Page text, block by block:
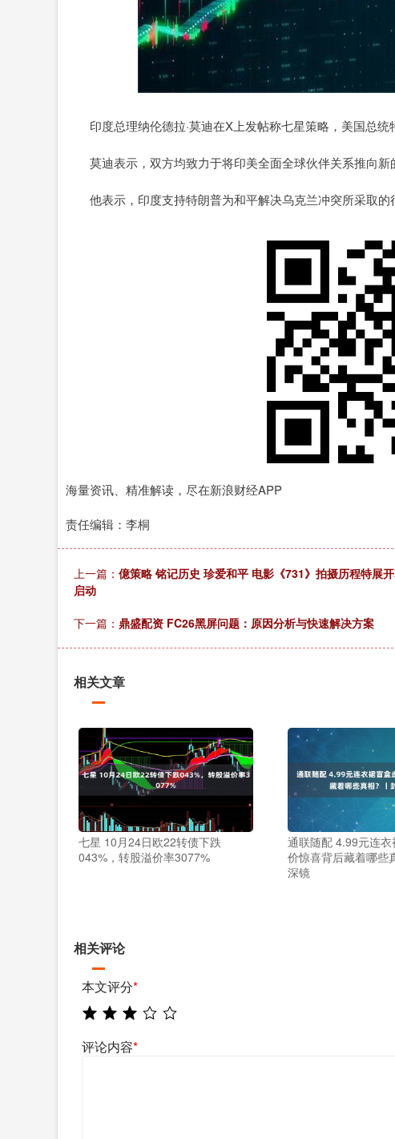
印度总理纳伦德拉·莫迪在X上发帖称七星策略，美国总统
莫迪表示，双方均致力于将印美全面全球伙伴关系推向新
他表示，印度支持特朗普为和平解决乌克兰冲突所采取的
海量资讯、精准解读，尽在新浪财经APP
责任编辑：李桐
上一篇： 億策略 铭记历史 珍爱和平 电影《731》拍摄历程特展
启动
下一篇： 鼎盛配资 FC26黑屏问题：原因分析与快速解决方案
相关文章
七星 10月24日欧22转债下跌
043%，转股溢价率3077%
通联随配 4.99元连
价惊喜背后藏着哪些
深镜
相关评论
本文评分*
评论内容*